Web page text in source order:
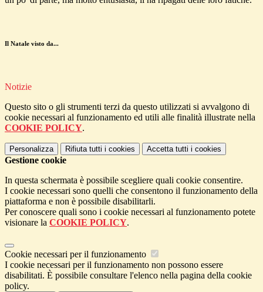
Il Natale visto da...
Notizie
Questo sito o gli strumenti terzi da questo utilizzati si avvalgono di
cookie necessari al funzionamento ed utili alle finalità illustrate nella
COOKIE POLICY.
Personalizza Rifiuta tutti i cookies Accetta tutti i cookies
Gestione cookie
In questa schermata è possibile scegliere quali cookie consentire.
I cookie necessari sono quelli che consentono il funzionamento della
piattaforma e non è possibile disabilitarli.
Per conoscere quali sono i cookie necessari al funzionamento potete
visionare la COOKIE POLICY.
Cookie necessari per il funzionamento
I cookie necessari per il funzionamento non possono essere
disabilitati. È possibile consultare l'elenco nella pagina della cookie
policy.